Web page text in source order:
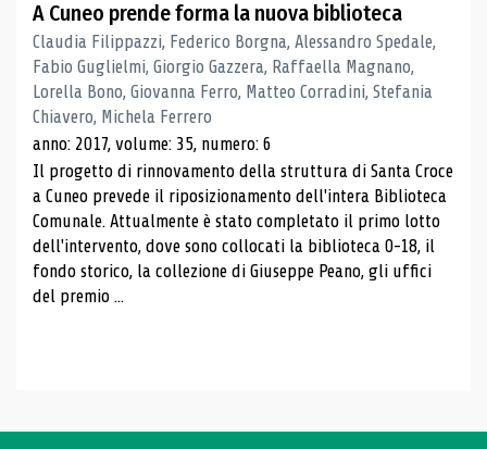
A Cuneo prende forma la nuova biblioteca
Claudia Filippazzi, Federico Borgna, Alessandro Spedale,
Fabio Guglielmi, Giorgio Gazzera, Raffaella Magnano,
Lorella Bono, Giovanna Ferro, Matteo Corradini, Stefania
Chiavero, Michela Ferrero
anno: 2017, volume: 35, numero: 6
Il progetto di rinnovamento della struttura di Santa Croce
a Cuneo prevede il riposizionamento dell'intera Biblioteca
Comunale. Attualmente è stato completato il primo lotto
dell'intervento, dove sono collocati la biblioteca 0-18, il
fondo storico, la collezione di Giuseppe Peano, gli uffici
del premio ...